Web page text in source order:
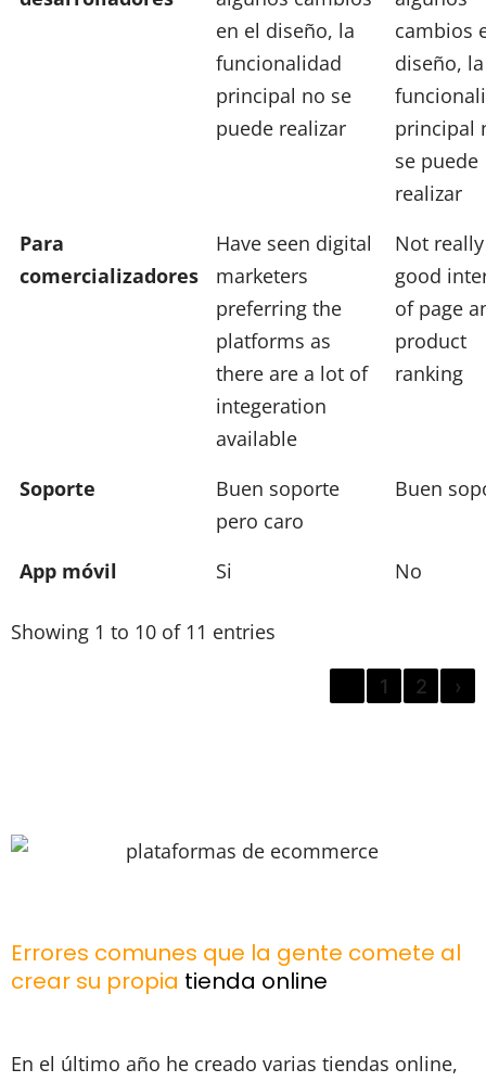
en el diseño, la
funcionalidad
principal no se
puede realizar
cambios
diseño, la
principal
se puede
realizar
Para
comercializadores
Have seen digital
marketers
preferring the
platforms as
there are a lot of
integeration
available
Not really
good
of page
product
ranking
Soporte
Buen soporte
pero caro
Buen
App móvil Si No
Showing 1 to 10 of 11 entries
1 2 ›
Errores comunes que la gente comete al
crear su propia tienda online
En el último año he creado varias tiendas online,